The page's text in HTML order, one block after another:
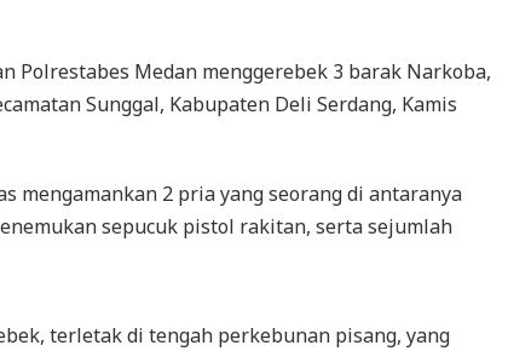
Polrestabes Medan menggerebek 3 barak Narkoba,
Sunggal, Kabupaten Deli Serdang, Kamis
mengamankan 2 pria yang seorang di antaranya
sepucuk pistol rakitan, serta sejumlah
terletak di tengah perkebunan pisang, yang